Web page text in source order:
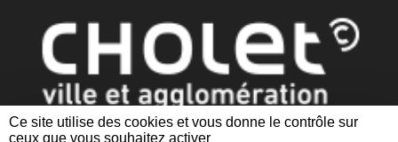
Ce site utilise des cookies et vous donne le contrôle sur
ceux que vous souhaitez activer